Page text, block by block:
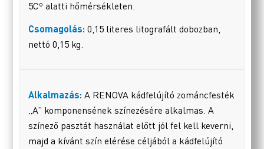
5Cº alatti hőmérsékleten.
Csomagolás: 0,15 literes litografált dobozban,
nettó 0,15 kg.
Alkalmazás: A RENOVA kádfelújító zománcfesték
„A” komponensének színezésére alkalmas. A
színező pasztát használat előtt jól fel kell keverni,
majd a kívánt szín elérése céljából a kádfelújító